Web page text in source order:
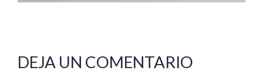
DEJA UN COMENTARIO